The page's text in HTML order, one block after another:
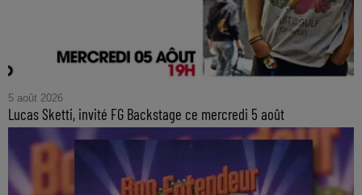
5 août 2026
Lucas Sketti, invité FG Backstage ce mercredi 5 août